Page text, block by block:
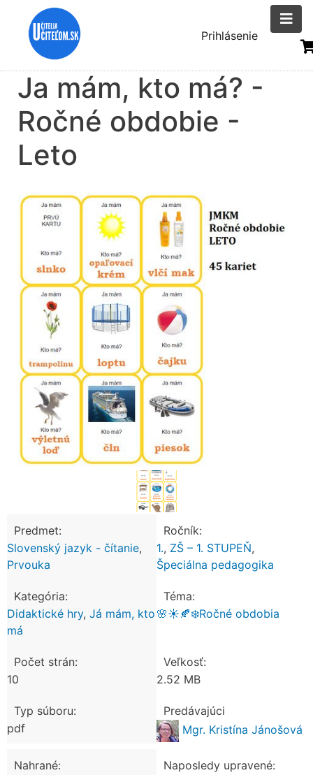
Menu
účtu
Prihlásenie
Ja mám, kto má? -
Ročné obdobie -
Leto
Predmet:
Slovenský jazyk - čítanie,
Prvouka
Ročník:
1., ZŠ – 1. STUPEŇ,
Špeciálna pedagogika
Kategória:
Didaktické hry, Já mám, kto
má
Téma:
🌸☀️🍂❄️Ročné obdobia
Počet strán:
10
Veľkosť:
2.52 MB
Typ súboru:
pdf
Predávajúci
Mgr. Kristína Jánošová
Nahrané:
Naposledy upravené: